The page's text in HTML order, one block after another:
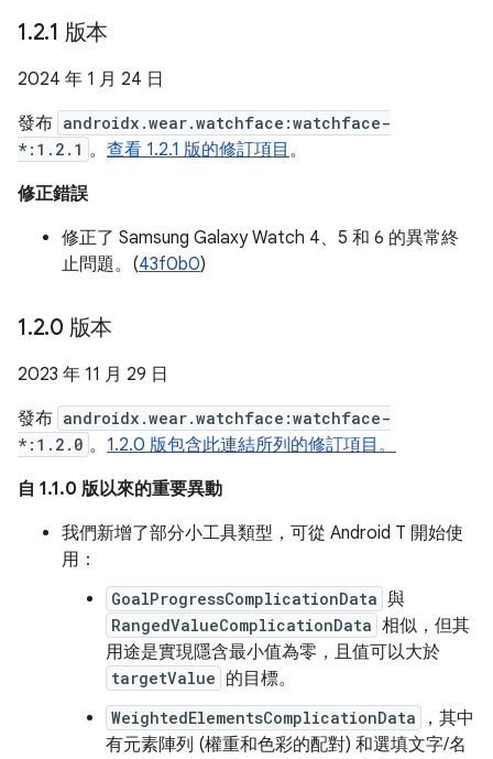
1.2.1 版本
2024 年 1 月 24 日
發布 androidx.wear.watchface:watchface-
*:1.2.1 。 查看 1.2.1 版的修訂項目 。
修正錯誤
修正了 Samsung Galaxy Watch 4、5 和 6 的異常終
止問題。(43f0b0)
1.2.0 版本
2023 年 11 月 29 日
發布 androidx.wear.watchface:watchface-
*:1.2.0 。 1.2.0 版包含此連結所列的修訂項目。
自 1.1.0 版以來的重要異動
我們新增了部分小工具類型，可從 Android T 開始使
用：
GoalProgressComplicationData 與
RangedValueComplicationData 相似，但其
用途是實現隱含最小值為零，且值可以大於
targetValue 的目標。
WeightedElementsComplicationData
，其中
有元素陣列 (權重和色彩的配對) 和選填文字/名